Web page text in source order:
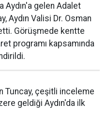
Aydın'a gelen Adalet
Aydın Valisi Dr. Osman
Görüşmede kentte
programı kapsamında
Tuncay, çeşitli inceleme
geldiği Aydın'da ilk